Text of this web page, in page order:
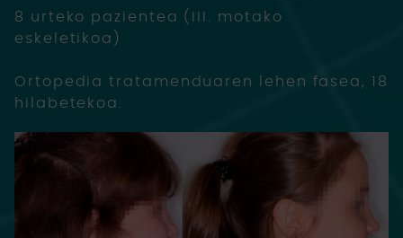
8 urteko pazientea (III. motako
eskeletikoa)
Ortopedia tratamenduaren lehen fasea, 18
hilabetekoa.